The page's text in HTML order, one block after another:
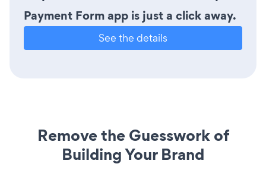
Payment Form app is just a click away.
See the details
Remove the Guesswork of
Building Your Brand